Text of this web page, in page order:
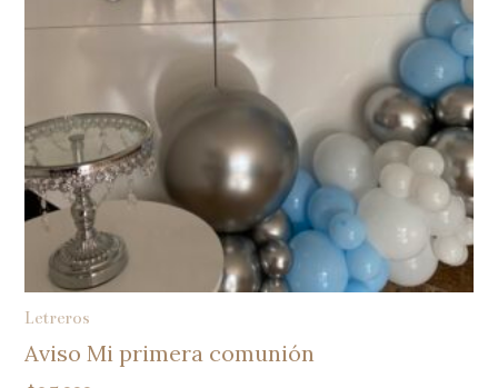
Letreros
Aviso Mi primera comunión